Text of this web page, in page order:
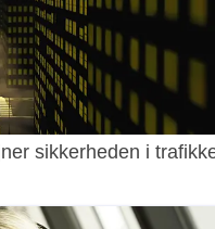
sikkerheden i